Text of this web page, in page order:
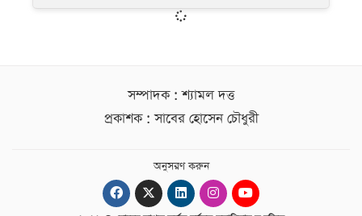
সম্পাদক : শ্যামল দত্ত
প্রকাশক : সাবের হোসেন চৌধুরী
অনুসরণ করুন